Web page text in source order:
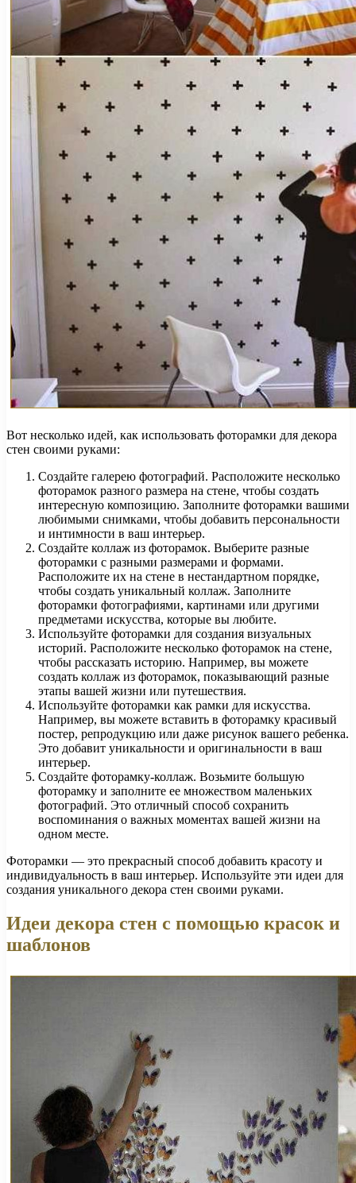
Вот несколько идей, как использовать фоторамки для декора
стен своими руками:
Создайте галерею фотографий. Расположите несколько
фоторамок разного размера на стене, чтобы создать
интересную композицию. Заполните фоторамки вашими
любимыми снимками, чтобы добавить персональности
и интимности в ваш интерьер.
Создайте коллаж из фоторамок. Выберите разные
фоторамки с разными размерами и формами.
Расположите их на стене в нестандартном порядке,
чтобы создать уникальный коллаж. Заполните
фоторамки фотографиями, картинами или другими
предметами искусства, которые вы любите.
Используйте фоторамки для создания визуальных
историй. Расположите несколько фоторамок на стене,
чтобы рассказать историю. Например, вы можете
создать коллаж из фоторамок, показывающий разные
этапы вашей жизни или путешествия.
Используйте фоторамки как рамки для искусства.
Например, вы можете вставить в фоторамку красивый
постер, репродукцию или даже рисунок вашего ребенка.
Это добавит уникальности и оригинальности в ваш
интерьер.
Создайте фоторамку-коллаж. Возьмите большую
фоторамку и заполните ее множеством маленьких
фотографий. Это отличный способ сохранить
воспоминания о важных моментах вашей жизни на
одном месте.
Фоторамки — это прекрасный способ добавить красоту и
индивидуальность в ваш интерьер. Используйте эти идеи для
создания уникального декора стен своими руками.
Идеи декора стен с помощью красок и
шаблонов